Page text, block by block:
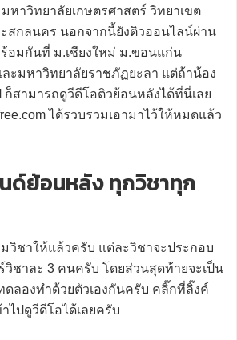
หาวิทยาลัยเกษตรศาสตร์ วิทยาเขต
สกลนคร นอกจากนี้ยังติวออนไลน์ผ่าน
มกันที่ ม.เชียงใหม่ ม.ขอนแก่น
ะมหาวิทยาลัยราชภัฏยะลา แต่ถ้าน้อง
สามารถดูวีดีโอติวย้อนหลังได้ที่นี่เลย
ได้รวบรวมเอามาไว้ให้หมดแล้ว
ด์ย้อนหลัง ทุกวิชาทุก
วิชาให้แล้วครับ แต่ละวิชาจะประกอบ
วิชาละ 3 คนครับ โดยส่วนสุดท้ายจะเป็น
ดลองทำด้วยตัวเองกันครับ คลิ๊กที่ลิ๊งค์
ไปดูวีดีโอได้เลยครับ